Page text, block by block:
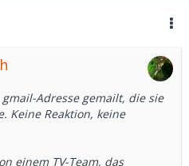
Adresse gemailt, die sie
Keine Reaktion, keine
einem TV-Team, das